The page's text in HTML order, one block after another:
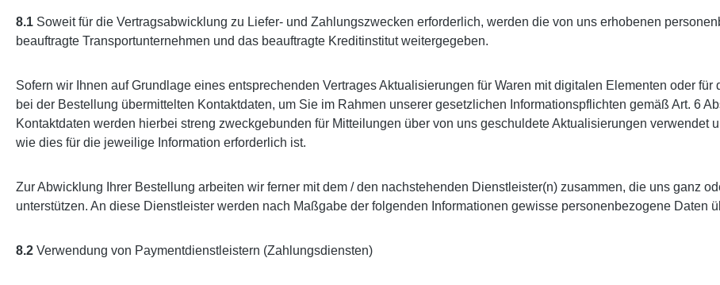
8.1 Soweit für die Vertragsabwicklung zu Liefer- und Zahlungszwecken erforderlich, werden die von uns erhobenen
beauftragte Transportunternehmen und das beauftragte Kreditinstitut weitergegeben.
Sofern wir Ihnen auf Grundlage eines entsprechenden Vertrages Aktualisierungen für Waren mit digitalen Elementen oder
bei der Bestellung übermittelten Kontaktdaten, um Sie im Rahmen unserer gesetzlichen Informationspflichten gemäß Art. 6
Kontaktdaten werden hierbei streng zweckgebunden für Mitteilungen über von uns geschuldete Aktualisierungen verwendet
wie dies für die jeweilige Information erforderlich ist.
Zur Abwicklung Ihrer Bestellung arbeiten wir ferner mit dem / den nachstehenden Dienstleister(n) zusammen, die uns ganz
unterstützen. An diese Dienstleister werden nach Maßgabe der folgenden Informationen gewisse personenbezogene Daten
8.2 Verwendung von Paymentdienstleistern (Zahlungsdiensten)